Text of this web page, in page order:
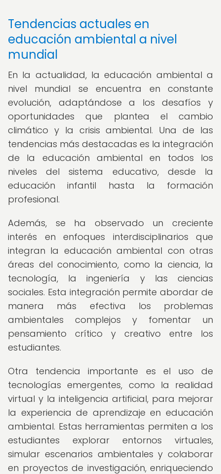
Tendencias actuales en
educación ambiental a nivel
mundial
En la actualidad, la educación ambiental a
nivel mundial se encuentra en constante
evolución, adaptándose a los desafíos y
oportunidades que plantea el cambio
climático y la crisis ambiental. Una de las
tendencias más destacadas es la integración
de la educación ambiental en todos los
niveles del sistema educativo, desde la
educación infantil hasta la formación
profesional.
Además, se ha observado un creciente
interés en enfoques interdisciplinarios que
integran la educación ambiental con otras
áreas del conocimiento, como la ciencia, la
tecnología, la ingeniería y las ciencias
sociales. Esta integración permite abordar de
manera más efectiva los problemas
ambientales complejos y fomentar un
pensamiento crítico y creativo entre los
estudiantes.
Otra tendencia importante es el uso de
tecnologías emergentes, como la realidad
virtual y la inteligencia artificial, para mejorar
la experiencia de aprendizaje en educación
ambiental. Estas herramientas permiten a los
estudiantes explorar entornos virtuales,
simular escenarios ambientales y colaborar
en proyectos de investigación, enriqueciendo